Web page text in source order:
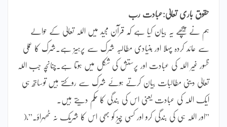
حقوق باری تعالیٰ:عبادت رب
ہم نے پیچھے یہ بیان کیا ہے کہ قرآن مجید میں اللہ تعالیٰ کے حوالے
سے عائد کردہ پہلا اور بنیادی مطالبہ شرک سے پرہیز ہے۔شرک کا عملی
ظہور غیر اللہ کی عبادت اور پرستش کی شکل میں ہوتا ہے۔چنانچہ جب اللہ
تعالیٰ دینی مطالبات بیان کرتے ہوئے شرک سے روکتے ہیں توساتھ ہی
ایک اللہ کی عبادت یعنی اس کی بندگی کا حکم دیتے ہیں۔
”اور اللہ ہی کی بندگی کرو اور کسی چیز کو بھی اس کا شریک نہ ٹھہراؤ۔”،(